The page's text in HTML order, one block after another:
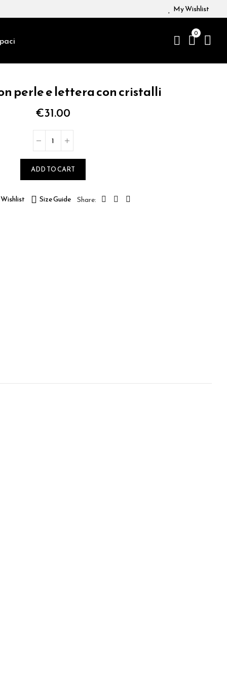
My Wishlist
0
perle e lettera con cristalli
€31.00
ADD TO CART
Size Guide